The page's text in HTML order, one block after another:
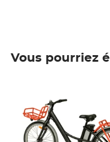
Vous pourriez